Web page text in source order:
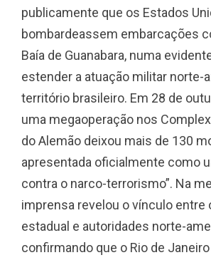
publicamente que os Estados
bombardeassem embarcações
Baía de Guanabara, numa
estender a atuação militar norte-
território brasileiro. Em 28 de
uma megaoperação nos
do Alemão deixou mais de 130
apresentada oficialmente como
contra o narco-terrorismo”. Na
imprensa revelou o vínculo entre
estadual e autoridades norte-
confirmando que o Rio de